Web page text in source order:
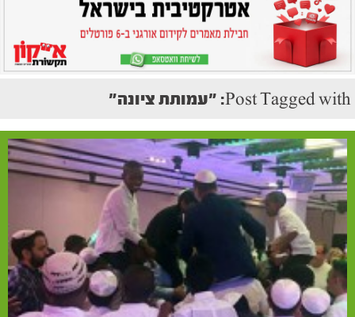
Post Tagged with: "עמותת ציונה"